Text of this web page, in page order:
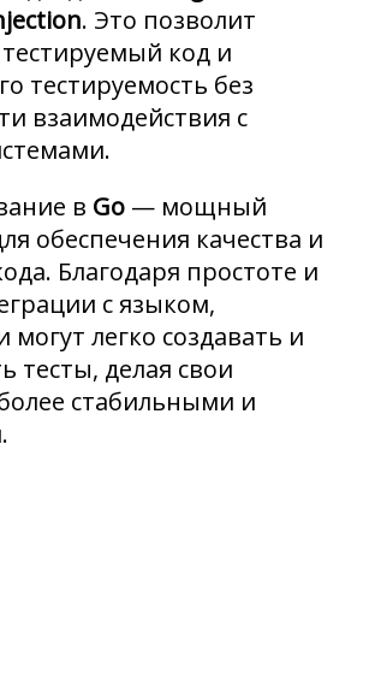
. Это позволит
код и
тестируемость без
взаимодействия с
в Go — мощный
обеспечения качества и
Благодаря простоте и
с языком,
могут легко создавать и
тесты, делая свои
стабильными и